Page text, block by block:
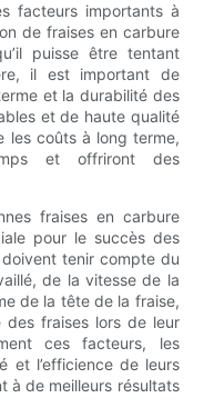
facteurs importants à
de fraises en carbure
puisse être tentant
il est important de
et la durabilité des
et de haute qualité
les coûts à long terme,
et offriront des
fraises en carbure
pour le succès des
tenir compte du
de la vitesse de la
de la tête de la fraise,
fraises lors de leur
ces facteurs, les
et l’efficience de leurs
à de meilleurs résultats